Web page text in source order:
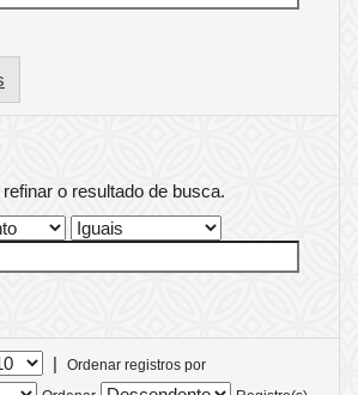
o resultado de busca.
|
Ordenar registros por